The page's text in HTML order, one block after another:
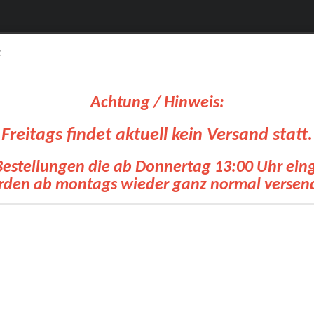
Achtung / Hinweis:
Freitags findet aktuell kein Versand statt.
die ab Donnertag 13:00 Uhr
ab montags wieder ganz normal
Suche...